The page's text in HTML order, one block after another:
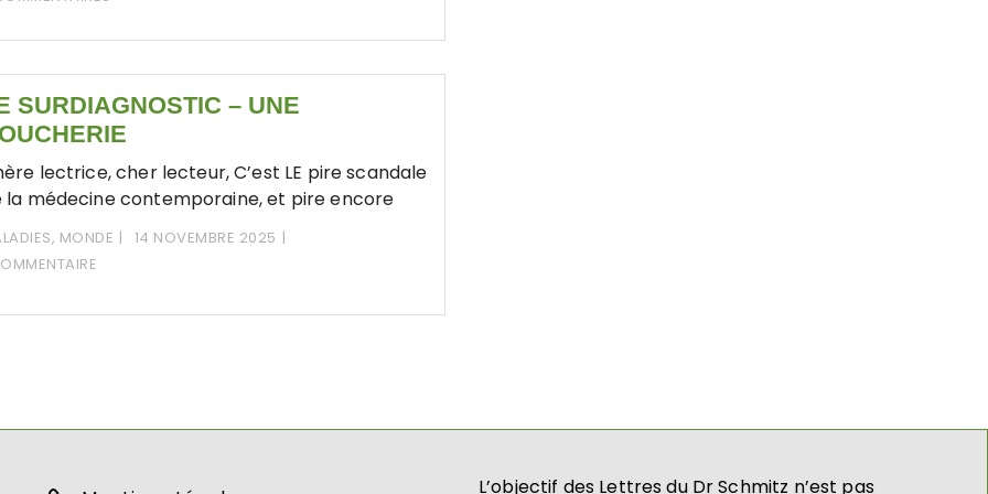
SURDIAGNOSTIC – UNE
lectrice, cher lecteur, C’est LE pire scandale
la médecine contemporaine, et pire encore
, MONDE
14 NOVEMBRE 2025
L’objectif des Lettres du Dr Schmitz n’est pas